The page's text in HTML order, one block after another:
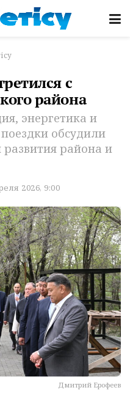
с
района
энергетика и
обсудили
района и
2026, 9:00
Дмитрий Ерофеев